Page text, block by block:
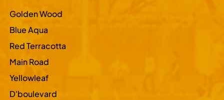
Golden Wood
Blue Aqua
Red Terracotta
Main Road
Yellowleaf
D'boulevard